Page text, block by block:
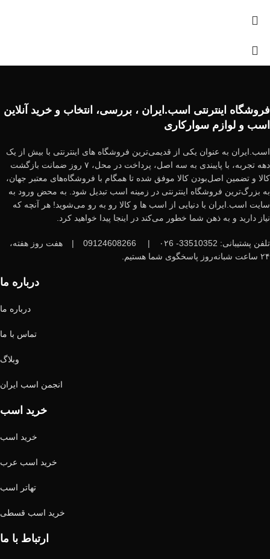
فروشگاه اینترنتی اسب.ایران ، بررسی، انتخاب و خرید آنلاین
اسب و لوازم سوارکاری
اسب.ایران به عنوان یکی از قدیمی‌ترین فروشگاه های اینترنتی با بیش از یک
دهه تجربه، با پایبندی به سه اصل، پرداخت در محل، ۷ روز ضمانت بازگشت
کالا و تضمین اصل‌بودن کالا موفق شده تا همگام با فروشگاه‌های معتبر جهان،
به بزرگ‌ترین فروشگاه اینترنتی در زمینه اسب تبدیل شود. به محض ورود به
سایت اسب.ایران با دنیایی از اسب ها و کالا رو به رو می‌شوید! هر آنچه که
نیاز دارید و به ذهن شما خطور می‌کند در اینجا پیدا خواهید کرد.
تلفن پشتیبانی: 33510352- ۰۲6 |
|
هفت روز هفته،
۲۴ ساعت شبانه‌روز پاسخگوی شما هستیم.
درباره ما
درباره ما
تماس با ما
وبلاگ
انجمن اسب ایران
خرید اسب
خرید اسب
خرید اسب عرب
تهاتر اسب
خرید اسب قسطی
ارتباط با ما